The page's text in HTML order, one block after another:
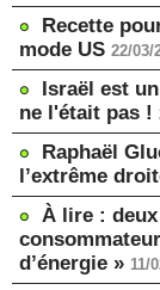
Recette
mode US 22/03/
Israël est
ne l'était pas !
Raphaël
l’extrême
À lire :
d’énergie » 11/